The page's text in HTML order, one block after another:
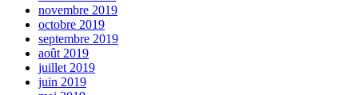
novembre 2019
octobre 2019
septembre 2019
août 2019
juillet 2019
juin 2019